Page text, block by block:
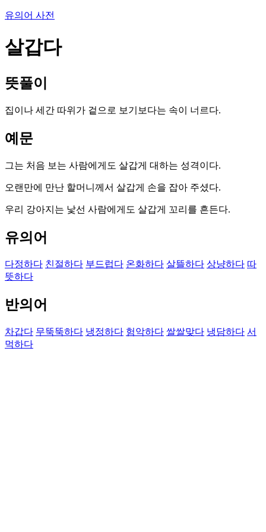
유의어 사전
살갑다
뜻풀이
집이나 세간 따위가 겉으로 보기보다는 속이 너르다.
예문
그는 처음 보는 사람에게도 살갑게 대하는 성격이다.
오랜만에 만난 할머니께서 살갑게 손을 잡아 주셨다.
우리 강아지는 낯선 사람에게도 살갑게 꼬리를 흔든다.
유의어
다정하다 친절하다 부드럽다 온화하다 살뜰하다 상냥하다 따
뜻하다
반의어
차갑다 무뚝뚝하다 냉정하다 험악하다 쌀쌀맞다 냉담하다 서
먹하다